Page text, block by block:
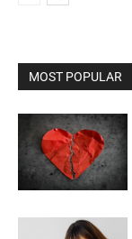
MOST POPULAR